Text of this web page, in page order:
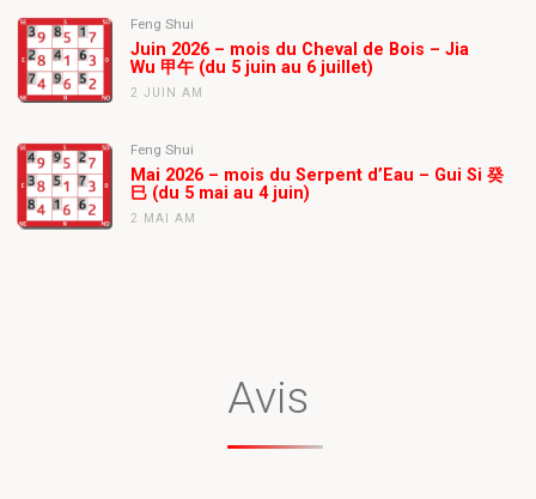
Feng Shui
Juin 2026 – mois du Cheval de Bois – Jia
Wu 甲午 (du 5 juin au 6 juillet)
2 JUIN AM
Feng Shui
Mai 2026 – mois du Serpent d’Eau – Gui Si 癸
巳 (du 5 mai au 4 juin)
2 MAI AM
Avis